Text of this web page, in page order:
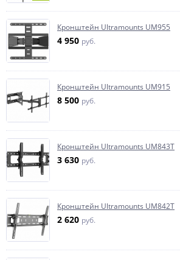
Кронштейн Ultramounts UM955
4 950 руб.
Кронштейн Ultramounts UM915
8 500 руб.
Кронштейн Ultramounts UM843T
3 630 руб.
Кронштейн Ultramounts UM842T
2 620 руб.